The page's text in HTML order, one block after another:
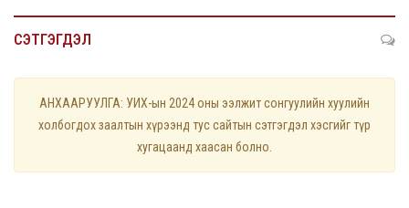
СЭТГЭГДЭЛ
АНХААРУУЛГА: УИХ-ын 2024 оны ээлжит сонгуулийн хуулийн
холбогдох заалтын хүрээнд тус сайтын сэтгэгдэл хэсгийг түр
хугацаанд хаасан болно.